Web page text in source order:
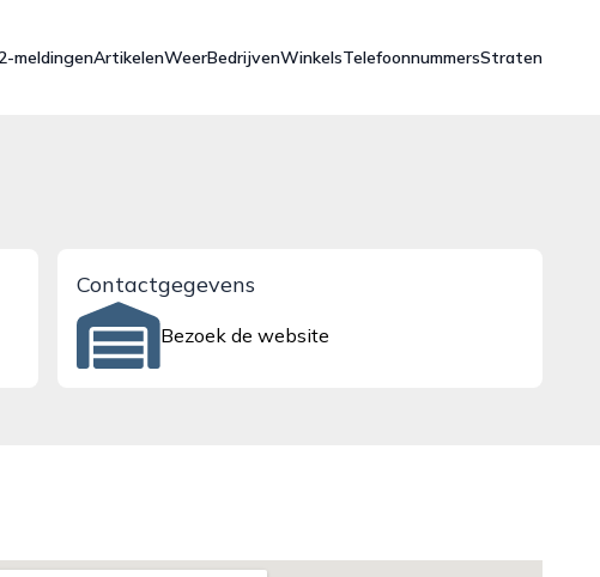
meldingenArtikelenWeerBedrijvenWinkelsTelefoonnummersStraten
Contactgegevens
Bezoek de website